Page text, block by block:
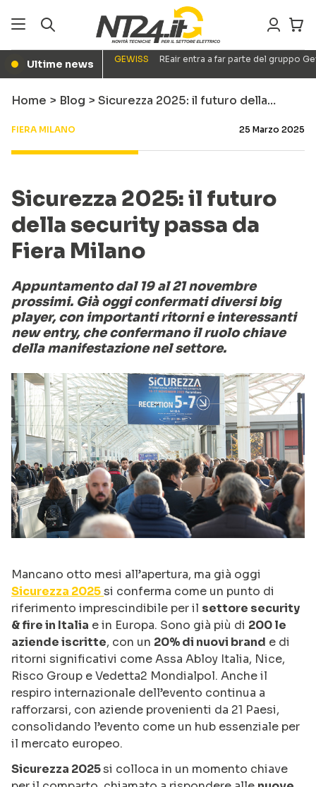
● Ultime news GEWISS REair entra a far parte del gruppo
Home > Blog > Sicurezza 2025: il futuro della…
FIERA MILANO 25 Marzo 2025
Sicurezza 2025: il futuro
della security passa da
Fiera Milano
Appuntamento dal 19 al 21 novembre
prossimi. Già oggi confermati diversi big
player, con importanti ritorni e interessanti
new entry, che confermano il ruolo chiave
della manifestazione nel settore.
Mancano otto mesi all’apertura, ma già oggi
Sicurezza 2025si conferma come un punto di
riferimento imprescindibile per il settore security
& fire in Italia e in Europa. Sono già più di 200 le
aziende iscritte, con un 20% di nuovi brand e di
ritorni significativi come Assa Abloy Italia, Nice,
Risco Group e Vedetta2 Mondialpol. Anche il
respiro internazionale dell’evento continua a
rafforzarsi, con aziende provenienti da 21 Paesi,
consolidando l’evento come un hub essenziale per
il mercato europeo.
Sicurezza 2025si colloca in un momento chiave